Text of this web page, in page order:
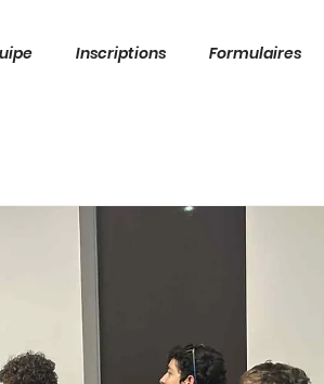
Inscriptions Formulaires